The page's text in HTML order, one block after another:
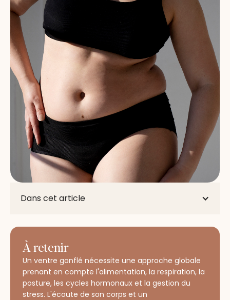
Dans cet article
À retenir
Un ventre gonflé nécessite une approche globale
prenant en compte l'alimentation, la respiration, la
posture, les cycles hormonaux et la gestion du
stress. L'écoute de son corps et un